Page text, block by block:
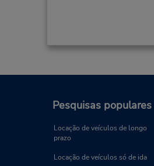
Pesquisas populares
Locação de veículos de longo
prazo
Locação de veículos só de ida